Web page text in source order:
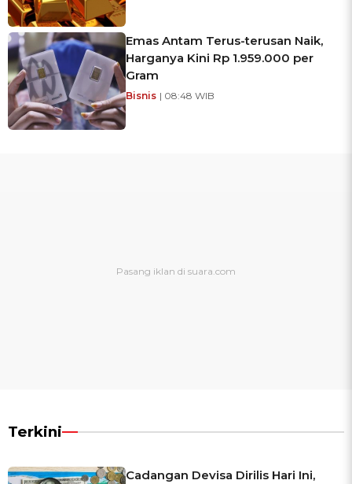
Emas Antam Terus-terusan Naik,
Harganya Kini Rp 1.959.000 per
Gram
Bisnis | 08:48 WIB
Terkini
Cadangan Devisa Dirilis Hari Ini,